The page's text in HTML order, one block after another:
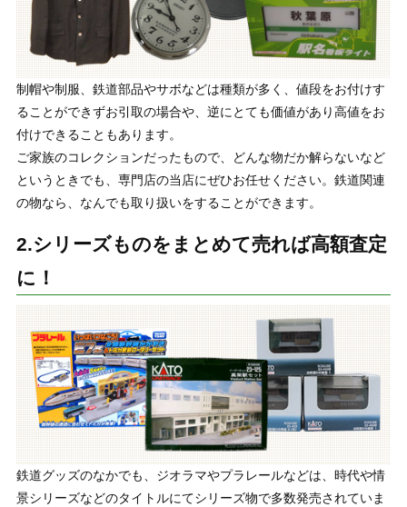
制帽や制服、鉄道部品やサボなどは種類が多く、値段をお付けす
ることができずお引取の場合や、逆にとても価値があり高値をお
付けできることもあります。
ご家族のコレクションだったもので、どんな物だか解らないなど
というときでも、専門店の当店にぜひお任せください。鉄道関連
の物なら、なんでも取り扱いをすることができます。
2.シリーズものをまとめて売れば高額査定
に！
鉄道グッズのなかでも、ジオラマやプラレールなどは、時代や情
景シリーズなどのタイトルにてシリーズ物で多数発売されていま